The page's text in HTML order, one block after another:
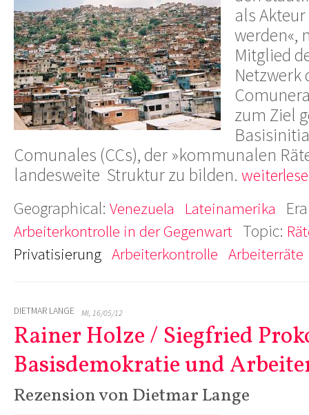
als
werden«,
Mitglied
Netzwerk
zum Ziel
Comunales (CCs), der »kommunalen
landesweite Struktur zu bilden.
Geographical: Venezuela Lateinamerika
Arbeiterkontrolle in der Gegenwart Topic:
Privatisierung Arbeiterkontrolle Arbeiterräte
DIETMAR LANGE MI, 16/05/12
Rainer Holze / Siegfried
Basisdemokratie und
Rezension von Dietmar Lange